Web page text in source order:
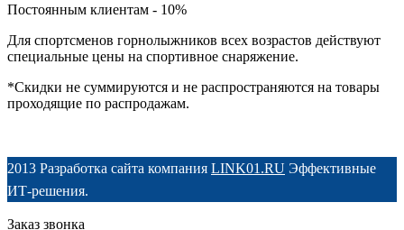
Постоянным клиентам - 10%
Для спортсменов горнолыжников всех возрастов действуют
специальные цены на спортивное снаряжение.
*Скидки не суммируются и не распространяются на товары
проходящие по распродажам.
2013 Разработка сайта компания LINK01.RU Эффективные
ИТ-решения.
Заказ звонка